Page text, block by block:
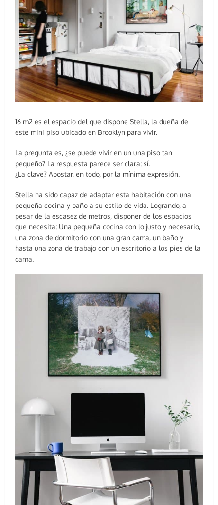
16 m2 es el espacio del que dispone Stella, la dueña de
este mini piso ubicado en Brooklyn para vivir.
La pregunta es, ¿se puede vivir en un una piso tan
pequeño? La respuesta parece ser clara: sí.
¿La clave? Apostar, en todo, por la mínima expresión.
Stella ha sido capaz de adaptar esta habitación con una
pequeña cocina y baño a su estilo de vida. Logrando, a
pesar de la escasez de metros, disponer de los espacios
que necesita: Una pequeña cocina con lo justo y necesario,
una zona de dormitorio con una gran cama, un baño y
hasta una zona de trabajo con un escritorio a los pies de la
cama.